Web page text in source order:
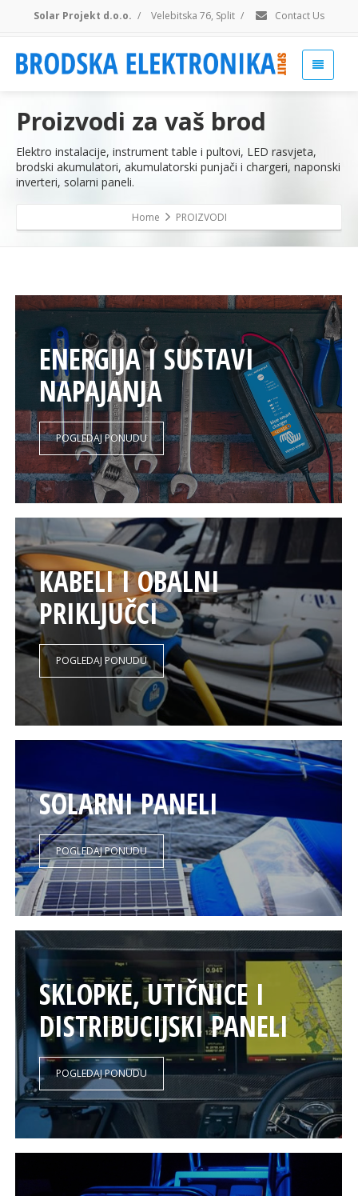
Solar Projekt d.o.o. / Velebitska 76, Split / Contact Us
Proizvodi za vaš brod
Elektro instalacije, instrument table i pultovi, LED rasvjeta,
brodski akumulatori, akumulatorski punjači i chargeri, naponski
inverteri, solarni paneli.
Home PROIZVODI
ENERGIJA I SUSTAVI
NAPAJANJA
POGLEDAJ PONUDU
KABELI I OBALNI
PRIKLJUČCI
POGLEDAJ PONUDU
SOLARNI PANELI
POGLEDAJ PONUDU
SKLOPKE, UTIČNICE I
DISTRIBUCIJSKI PANELI
POGLEDAJ PONUDU